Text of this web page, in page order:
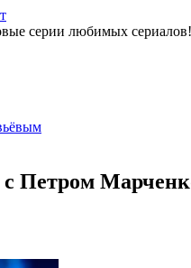
серии любимых сериалов!
Петром